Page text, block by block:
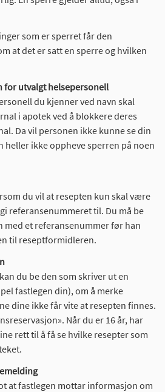
som er sperret får den
at det er satt en sperre og hvilken
for utvalgt helsepersonell
du kjenner ved navn skal
i apotek ved å blokkere deres
Da vil personen ikke kunne se din
heller ikke oppheve sperren på noen
du vil at resepten kun skal være
referansenummeret til. Du må be
med et referansenummer før han
til reseptformidleren.
du be den som skriver ut en
fastlegen din), om å merke
dine ikke får vite at resepten finnes.
Når du er 16 år, har
rett til å få se hvilke resepter som
at fastlegen mottar informasjon om